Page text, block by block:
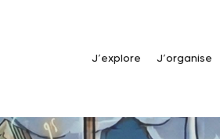
J’explore J’organise